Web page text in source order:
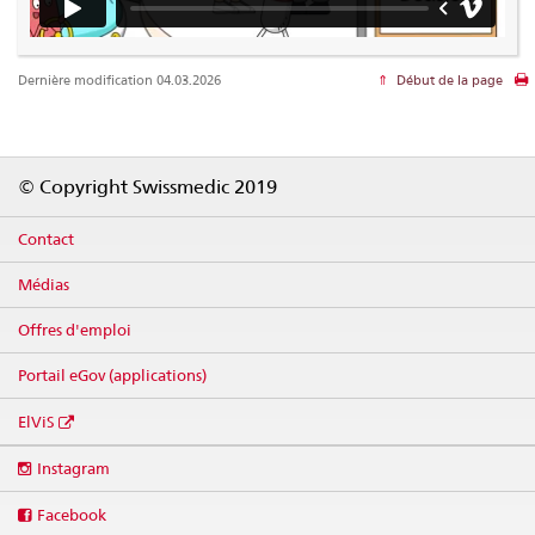
Dernière modification 04.03.2026 Début de la page
© Copyright Swissmedic 2019
Contact
Médias
Offres d'emploi
Portail eGov (applications)
ElViS
media
Instagram
Facebook